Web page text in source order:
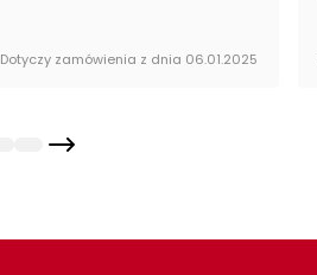
Dotyczy zamówienia z dnia 06.01.2025